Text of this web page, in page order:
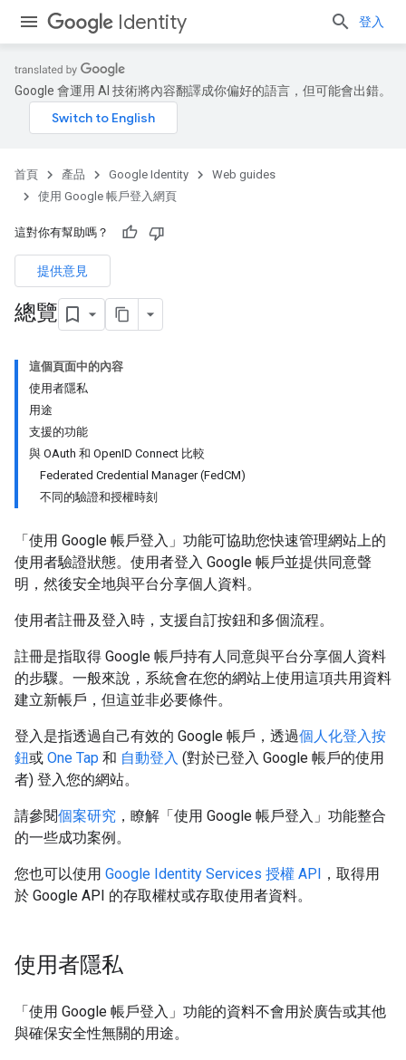
Identity 登入
Google 會運用 AI 技術將內容翻譯成你偏好的語言，但可能會出錯。
首頁 產品 Google Identity
Web guides
使用 Google 帳戶登入網頁
這對你有幫助嗎？
提供意見
總覽
這個頁面中的內容
使用者隱私
用途
支援的功能
與 OAuth 和 OpenID Connect 比較
Federated Credential Manager (FedCM)
不同的驗證和授權時刻
「使用 Google 帳戶登入」功能可協助您快速管理網站上的
使用者驗證狀態。使用者登入 Google 帳戶並提供同意聲
明，然後安全地與平台分享個人資料。
使用者註冊及登入時，支援自訂按鈕和多個流程。
註冊是指取得 Google 帳戶持有人同意與平台分享個人資料
的步驟。一般來說，系統會在您的網站上使用這項共用資料
建立新帳戶，但這並非必要條件。
登入是指透過自己有效的 Google 帳戶，透過個人化登入按
鈕或 One Tap 和 自動登入 (對於已登入 Google 帳戶的使用
者) 登入您的網站。
請參閱個案研究 ，瞭解「使用 Google 帳戶登入」功能整合
的一些成功案例。
您也可以使用 Google Identity Services 授權 API ，取得用
於 Google API 的存取權杖或存取使用者資料。
使用者隱私
「使用 Google 帳戶登入」功能的資料不會用於廣告或其他
與確保安全性無關的用途。